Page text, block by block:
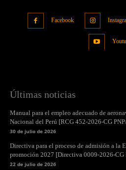
Facebook
Últimas noticias
Manual para el empleo adecuado de
Nacional del Perú [RCG 452-2026-CG
30 de julio de 2026
Directiva para el proceso de admisión a la
promoción 2027 [Directiva 0009-2026-CG
22 de julio de 2026